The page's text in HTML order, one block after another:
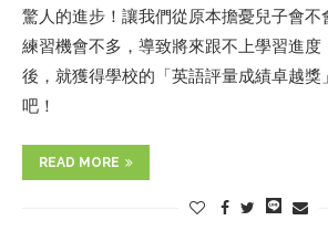
驚人的進步！讓我們從原本擔憂兒子會不
練習機會不多，導致將來跟不上學習進度
後，就獲得學校的「英語評量成績卓越獎
吧！
READ MORE